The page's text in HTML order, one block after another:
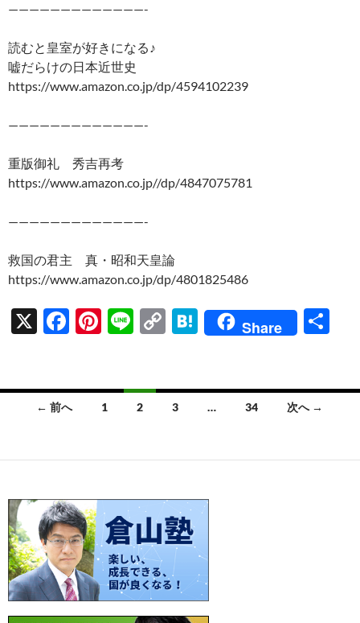
—————————————-
読むと皇室が好きになる♪
嘘だらけの日本近世史
https://www.amazon.co.jp/dp/4594102239
—————————————-
重版御礼 秀吉再考
https://www.amazon.co.jp//dp/4847075781
—————————————-
救国の君主 真・昭和天皇論
https://www.amazon.co.jp/dp/4801825486
X
F
b
Pi
es
Li
C
y
H
n
Share
ナ
ゲ
ー
シ
ョ
← 前へ 1 2 3 … 34 次へ →